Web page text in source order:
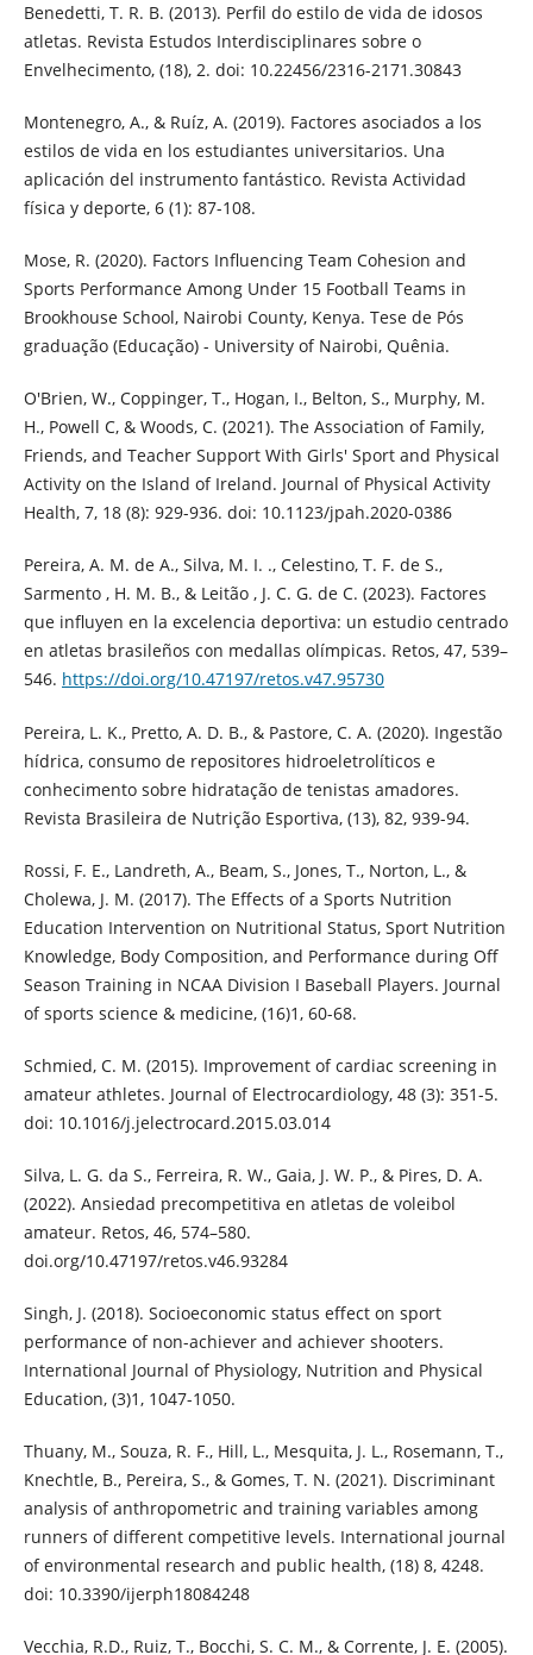
Benedetti, T. R. B. (2013). Perfil do estilo de vida de idosos
atletas. Revista Estudos Interdisciplinares sobre o
Envelhecimento, (18), 2. doi: 10.22456/2316-2171.30843
Montenegro, A., & Ruíz, A. (2019). Factores asociados a los
estilos de vida en los estudiantes universitarios. Una
aplicación del instrumento fantástico. Revista Actividad
física y deporte, 6 (1): 87-108.
Mose, R. (2020). Factors Influencing Team Cohesion and
Sports Performance Among Under 15 Football Teams in
Brookhouse School, Nairobi County, Kenya. Tese de Pós
graduação (Educação) - University of Nairobi, Quênia.
O'Brien, W., Coppinger, T., Hogan, I., Belton, S., Murphy, M.
H., Powell C, & Woods, C. (2021). The Association of Family,
Friends, and Teacher Support With Girls' Sport and Physical
Activity on the Island of Ireland. Journal of Physical Activity
Health, 7, 18 (8): 929-936. doi: 10.1123/jpah.2020-0386
Pereira, A. M. de A., Silva, M. I. ., Celestino, T. F. de S.,
Sarmento , H. M. B., & Leitão , J. C. G. de C. (2023). Factores
que influyen en la excelencia deportiva: un estudio centrado
en atletas brasileños con medallas olímpicas. Retos, 47, 539–
546. https://doi.org/10.47197/retos.v47.95730
Pereira, L. K., Pretto, A. D. B., & Pastore, C. A. (2020). Ingestão
hídrica, consumo de repositores hidroeletrolí­ticos e
conhecimento sobre hidratação de tenistas amadores.
Revista Brasileira de Nutrição Esportiva, (13), 82, 939-94.
Rossi, F. E., Landreth, A., Beam, S., Jones, T., Norton, L., &
Cholewa, J. M. (2017). The Effects of a Sports Nutrition
Education Intervention on Nutritional Status, Sport Nutrition
Knowledge, Body Composition, and Performance during Off
Season Training in NCAA Division I Baseball Players. Journal
of sports science & medicine, (16)1, 60-68.
Schmied, C. M. (2015). Improvement of cardiac screening in
amateur athletes. Journal of Electrocardiology, 48 (3): 351-5.
doi: 10.1016/j.jelectrocard.2015.03.014
Silva, L. G. da S., Ferreira, R. W., Gaia, J. W. P., & Pires, D. A.
(2022). Ansiedad precompetitiva en atletas de voleibol
amateur. Retos, 46, 574–580.
doi.org/10.47197/retos.v46.93284
Singh, J. (2018). Socioeconomic status effect on sport
performance of non-achiever and achiever shooters.
International Journal of Physiology, Nutrition and Physical
Education, (3)1, 1047-1050.
Thuany, M., Souza, R. F., Hill, L., Mesquita, J. L., Rosemann, T.,
Knechtle, B., Pereira, S., & Gomes, T. N. (2021). Discriminant
analysis of anthropometric and training variables among
runners of different competitive levels. International journal
of environmental research and public health, (18) 8, 4248.
doi: 10.3390/ijerph18084248
Vecchia, R.D., Ruiz, T., Bocchi, S. C. M., & Corrente, J. E. (2005).